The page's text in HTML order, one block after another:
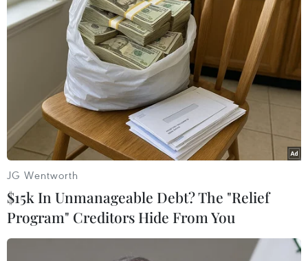
Hàn Quốc và Triều Tiên đấu súng chớp
nhoáng qua đường biên giới
19/10/2014 11:39
Ngày 19/10, binh sỹ Hàn Quốc và Triều Tiên đã có cuộc
đấu súng chớp nhoáng qua đường biên giới trên bộ
được bố phòng nghiêm ngặt.
JG Wentworth
$15k In Unmanageable Debt? The "Relief
Program" Creditors Hide From You